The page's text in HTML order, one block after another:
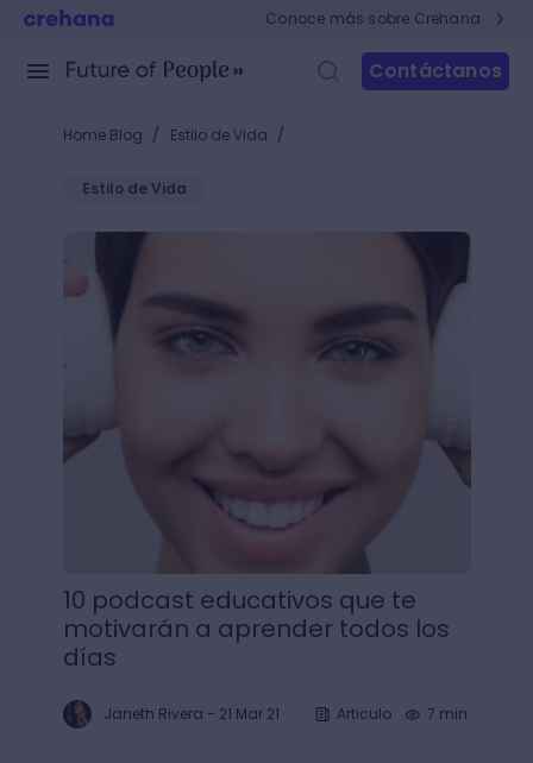
Conoce más sobre Crehana
Contáctanos
Home Blog / Estilo de Vida /
Estilo de Vida
10 podcast educativos que te motivarán a
10 podcast educativos que te
motivarán a aprender todos los
días
Janeth Rivera - 21 Mar 21 Articulo 7 min.